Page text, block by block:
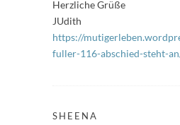
Herzliche Grüße
JUdith
https://
fuller-116-abschied-steht-
SHEENA